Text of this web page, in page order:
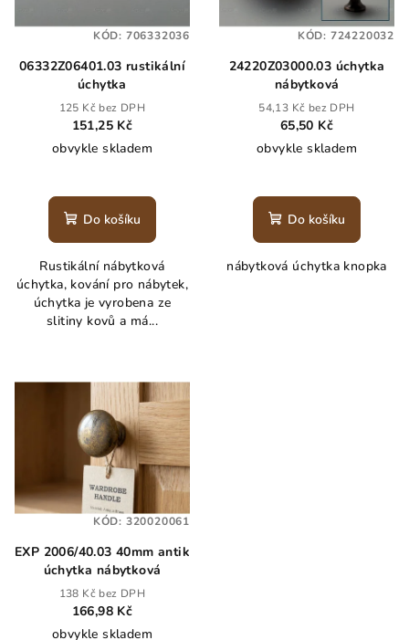
06332Z06401.03 rustikální
úchytka
125 Kč bez DPH
151,25 Kč
obvykle skladem
Do košíku
Rustikální nábytková
úchytka, kování pro nábytek,
úchytka je vyrobena ze
slitiny kovů a má...
KÓD: 706332036
24220Z03000.03 úchytka
nábytková
54,13 Kč bez DPH
65,50 Kč
obvykle skladem
Do košíku
nábytková úchytka knopka
KÓD: 724220032
EXP 2006/40.03 40mm antik
úchytka nábytková
138 Kč bez DPH
166,98 Kč
obvykle skladem
KÓD: 320020061